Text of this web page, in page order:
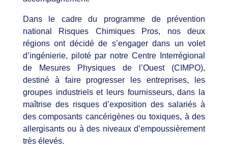
Dans le cadre du programme de prévention
national Risques Chimiques Pros, nos deux
régions ont décidé de s’engager dans un volet
d’ingénierie, piloté par notre Centre Interrégional
de Mesures Physiques de l’Ouest (CIMPO),
destiné à faire progresser les entreprises, les
groupes industriels et leurs fournisseurs, dans la
maîtrise des risques d’exposition des salariés à
des composants cancérigènes ou toxiques, à des
allergisants ou à des niveaux d’empoussièrement
très élevés.